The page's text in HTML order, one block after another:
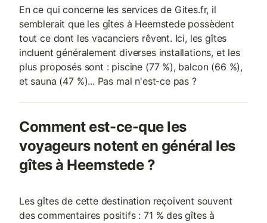
En ce qui concerne les services de Gites.fr, il
semblerait que les gîtes à Heemstede possèdent
tout ce dont les vacanciers rêvent. Ici, les gîtes
incluent généralement diverses installations, et les
plus proposés sont : piscine (77 %), balcon (66 %),
et sauna (47 %)... Pas mal n'est-ce pas ?
Comment est-ce-que les
voyageurs notent en général les
gîtes à Heemstede ?
Les gîtes de cette destination reçoivent souvent
des commentaires positifs : 71 % des gîtes à